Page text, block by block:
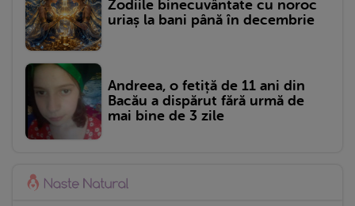
Zodiile binecuvântate cu noroc
uriaș la bani până în decembrie
Andreea, o fetiță de 11 ani din
Bacău a dispărut fără urmă de
mai bine de 3 zile